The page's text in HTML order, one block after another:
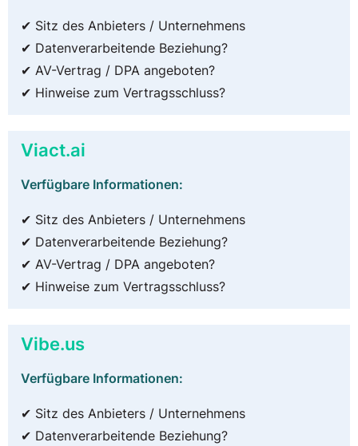
✔ Sitz des Anbieters / Unternehmens
✔ Datenverarbeitende Beziehung?
✔ AV-Vertrag / DPA angeboten?
✔ Hinweise zum Vertragsschluss?
Viact.ai
Verfügbare Informationen:
✔ Sitz des Anbieters / Unternehmens
✔ Datenverarbeitende Beziehung?
✔ AV-Vertrag / DPA angeboten?
✔ Hinweise zum Vertragsschluss?
Vibe.us
Verfügbare Informationen:
✔ Sitz des Anbieters / Unternehmens
✔ Datenverarbeitende Beziehung?